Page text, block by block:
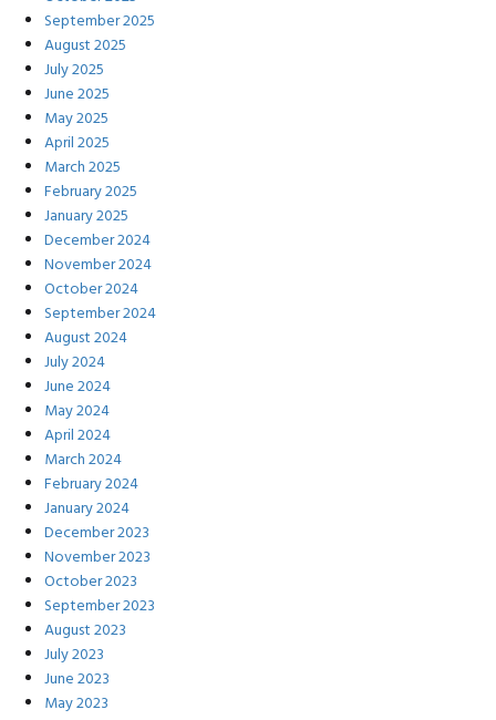
September 2025
August 2025
July 2025
June 2025
May 2025
April 2025
March 2025
February 2025
January 2025
December 2024
November 2024
October 2024
September 2024
August 2024
July 2024
June 2024
May 2024
April 2024
March 2024
February 2024
January 2024
December 2023
November 2023
October 2023
September 2023
August 2023
July 2023
June 2023
May 2023